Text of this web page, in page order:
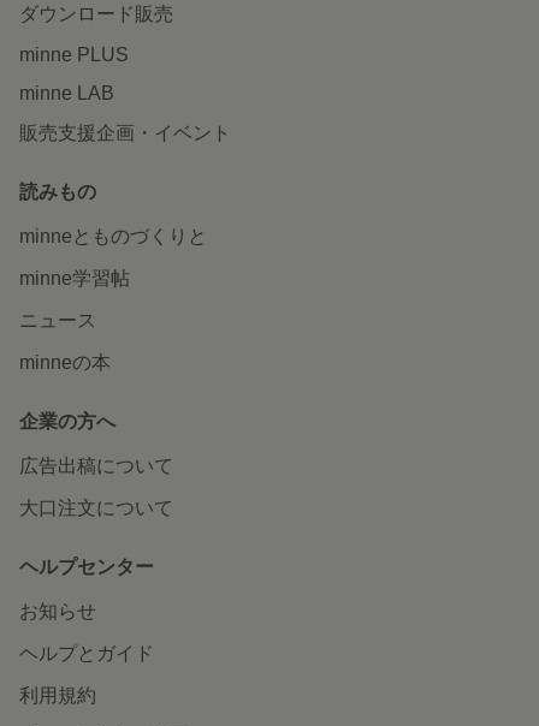
ダウンロード販売
minne PLUS
minne LAB
販売支援企画・イベント
読みもの
minneとものづくりと
minne学習帖
ニュース
minneの本
企業の方へ
広告出稿について
大口注文について
ヘルプセンター
お知らせ
ヘルプとガイド
利用規約